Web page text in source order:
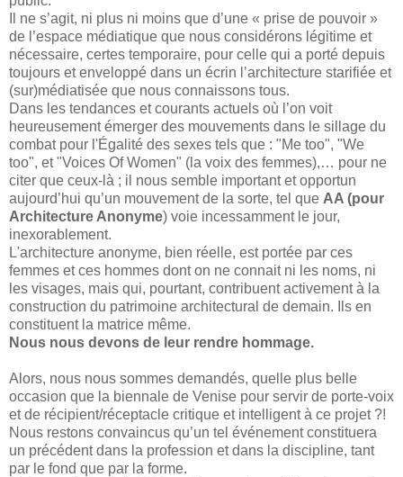
Il ne s’agit, ni plus ni moins que d’une « prise de pouvoir »
de l’espace médiatique que nous considérons légitime et
nécessaire, certes temporaire, pour celle qui a porté depuis
toujours et enveloppé dans un écrin l’architecture starifiée et
(sur)médiatisée que nous connaissons tous.
Dans les tendances et courants actuels où l’on voit
heureusement émerger des mouvements dans le sillage du
combat pour l'Égalité des sexes tels que : "Me too", "We
too", et "Voices Of Women" (la voix des femmes),… pour ne
citer que ceux-là ; il nous semble important et opportun
aujourd’hui qu’un mouvement de la sorte, tel que AA (pour
Architecture Anonyme) voie incessamment le jour,
inexorablement.
L'architecture anonyme, bien réelle, est portée par ces
femmes et ces hommes dont on ne connait ni les noms, ni
les visages, mais qui, pourtant, contribuent activement à la
construction du patrimoine architectural de demain. Ils en
constituent la matrice même.
Nous nous devons de leur rendre hommage.
Alors, nous nous sommes demandés, quelle plus belle
occasion que la biennale de Venise pour servir de porte-voix
et de récipient/réceptacle critique et intelligent à ce projet ?!
Nous restons convaincus qu’un tel événement constituera
un précédent dans la profession et dans la discipline, tant
par le fond que par la forme.